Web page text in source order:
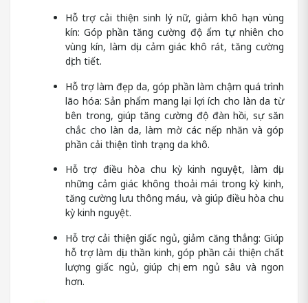
Hỗ trợ cải thiện sinh lý nữ, giảm khô hạn vùng
kín: Góp phần tăng cường độ ẩm tự nhiên cho
vùng kín, làm dịu cảm giác khô rát, tăng cường
dịch tiết.
Hỗ trợ làm đẹp da, góp phần làm chậm quá trình
lão hóa: Sản phẩm mang lại lợi ích cho làn da từ
bên trong, giúp tăng cường độ đàn hồi, sự săn
chắc cho làn da, làm mờ các nếp nhăn và góp
phần cải thiện tình trạng da khô.
Hỗ trợ điều hòa chu kỳ kinh nguyệt, làm dịu
những cảm giác không thoải mái trong kỳ kinh,
tăng cường lưu thông máu, và giúp điều hòa chu
kỳ kinh nguyệt.
Hỗ trợ cải thiện giấc ngủ, giảm căng thẳng: Giúp
hỗ trợ làm dịu thần kinh, góp phần cải thiện chất
lượng giấc ngủ, giúp chị em ngủ sâu và ngon
hơn.